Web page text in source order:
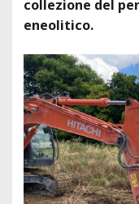
collezione del
eneolitico.